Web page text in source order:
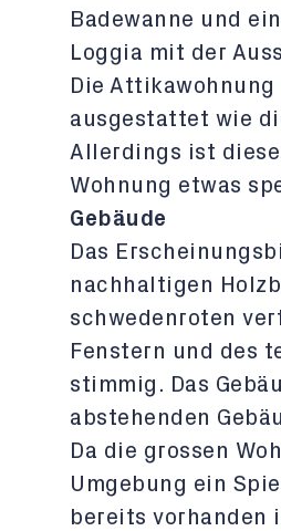
Badewanne und
Loggia mit der
Die
ausgestattet wie
Allerdings ist
Wohnung etwas
Gebäude
Das
nachhaltigen
schwedenroten
Fenstern und des
stimmig. Das
abstehenden
Da die grossen
Umgebung ein
bereits vorhanden